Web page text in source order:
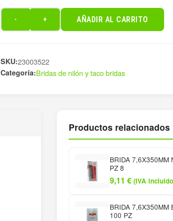
100
UDS
- + AÑADIR AL CARRITO
SKU:23003522
Categoría:Bridas de nilón y taco bridas
Productos relacionados
BRIDA 7,6X350MM
PZ 8
9,11 € (IVA
BRIDA 7,6X350MM
100 PZ